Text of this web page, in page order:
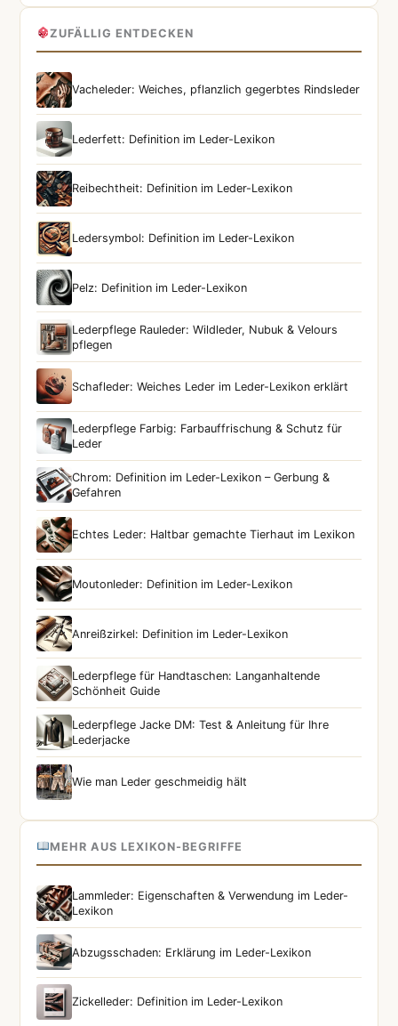
ZUFÄLLIG ENTDECKEN
Vacheleder: Weiches, pflanzlich gegerbtes Rindsleder
Lederfett: Definition im Leder-Lexikon
Reibechtheit: Definition im Leder-Lexikon
Ledersymbol: Definition im Leder-Lexikon
Pelz: Definition im Leder-Lexikon
Lederpflege Rauleder: Wildleder, Nubuk & Velours
pflegen
Schafleder: Weiches Leder im Leder-Lexikon erklärt
Lederpflege Farbig: Farbauffrischung & Schutz für
Leder
Chrom: Definition im Leder-Lexikon – Gerbung &
Gefahren
Echtes Leder: Haltbar gemachte Tierhaut im Lexikon
Moutonleder: Definition im Leder-Lexikon
Anreißzirkel: Definition im Leder-Lexikon
Lederpflege für Handtaschen: Langanhaltende
Schönheit Guide
Lederpflege Jacke DM: Test & Anleitung für Ihre
Lederjacke
Wie man Leder geschmeidig hält
MEHR AUS LEXIKON-BEGRIFFE
Lammleder: Eigenschaften & Verwendung im Leder-
Lexikon
Abzugsschaden: Erklärung im Leder-Lexikon
Zickelleder: Definition im Leder-Lexikon